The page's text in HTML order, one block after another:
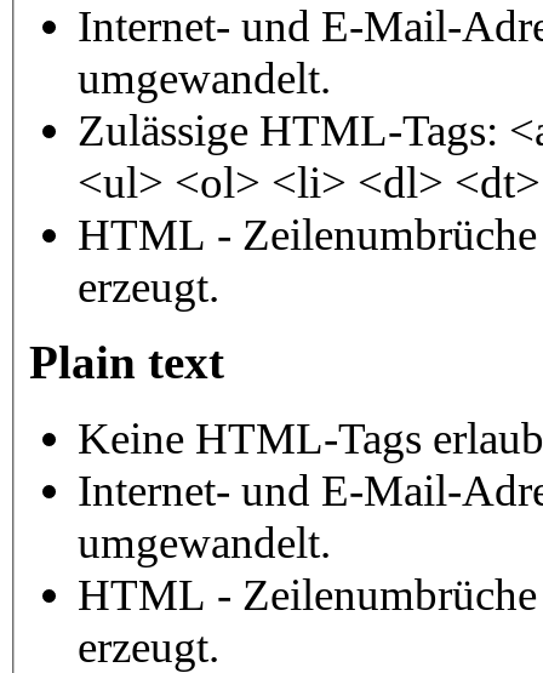
Internet- und E-Mail-
umgewandelt.
Zulässige HTML-Tags:
<ul> <ol> <li> <dl>
HTML - Zeilenumbrüche
erzeugt.
Plain text
Keine HTML-Tags
Internet- und E-Mail-
umgewandelt.
HTML - Zeilenumbrüche
erzeugt.